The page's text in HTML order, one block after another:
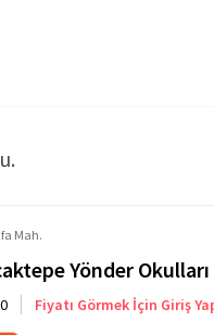
Mah.
Yönder
Fiyatı Görmek İçin Giriş